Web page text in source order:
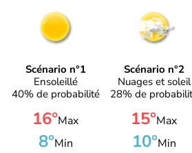
Scénario n°1
Ensoleillé
40% de probabilité
16°Max
8°Min
Scénario n°2
Nuages et soleil
28% de
15°Max
10°Min